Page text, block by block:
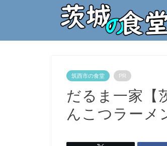
筑西市の食堂 PR
だるま一家【
んこつラーメ